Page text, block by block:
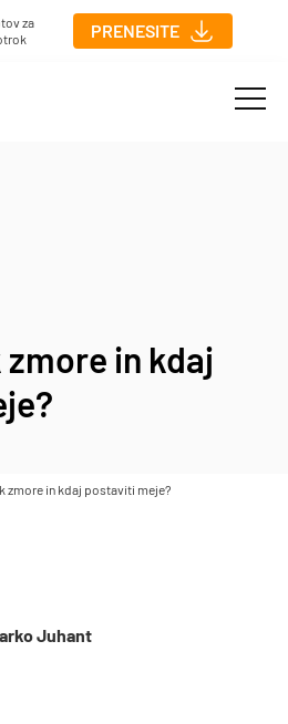
za
PRENESITE
in kdaj
zmore in kdaj postaviti meje?
Juhant